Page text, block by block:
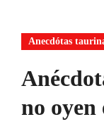
Anecdótas
no oyen